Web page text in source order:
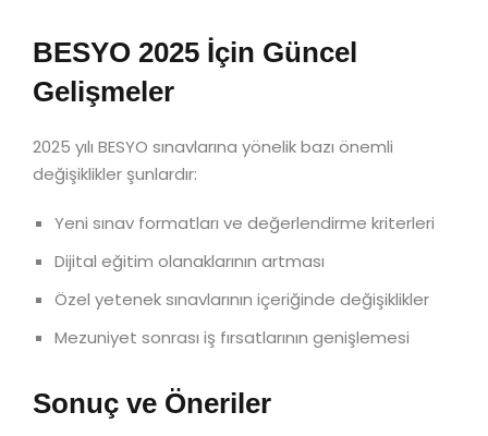
BESYO 2025 İçin Güncel
Gelişmeler
2025 yılı BESYO sınavlarına yönelik bazı önemli
değişiklikler şunlardır:
Yeni sınav formatları ve değerlendirme kriterleri
Dijital eğitim olanaklarının artması
Özel yetenek sınavlarının içeriğinde değişiklikler
Mezuniyet sonrası iş fırsatlarının genişlemesi
Sonuç ve Öneriler